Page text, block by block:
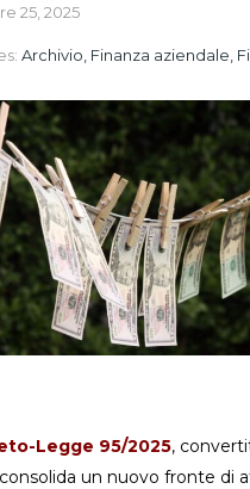
25, 2025
Archivio, Finanza aziendale,
Legge 95/2025,
consolida un nuovo fronte di